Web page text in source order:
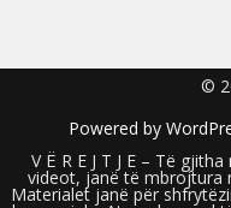
©
Powered by
V Ë R E J T J E – Të
videot, janë të mbrojtura
Materialet janë për